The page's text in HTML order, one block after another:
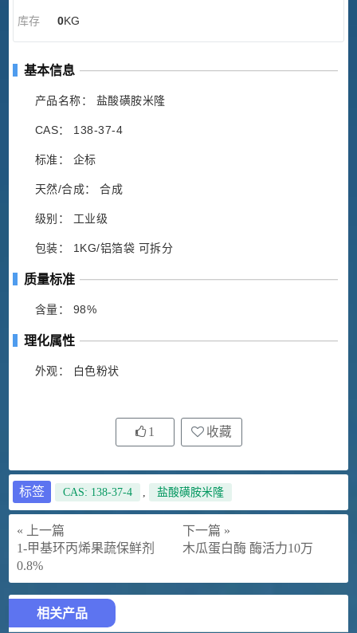
库存 0KG
基本信息
产品名称： 盐酸磺胺米隆
CAS： 138-37-4
标准： 企标
天然/合成： 合成
级别： 工业级
包装： 1KG/铝箔袋 可拆分
质量标准
含量： 98%
理化属性
外观： 白色粉状
1 收藏
标签 CAS: 138-37-4 , 盐酸磺胺米隆
« 上一篇
1-甲基环丙烯果蔬保鲜剂
0.8%
下一篇 »
木瓜蛋白酶 酶活力10万
相关产品